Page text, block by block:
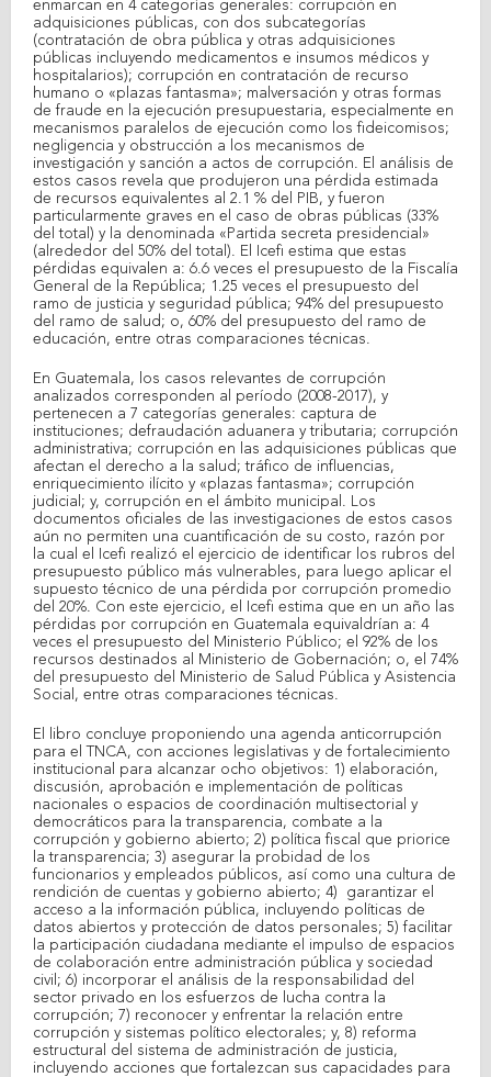
enmarcan en 4 categorías generales: corrupción en
adquisiciones públicas, con dos subcategorías
(contratación de obra pública y otras adquisiciones
públicas incluyendo medicamentos e insumos médicos y
hospitalarios); corrupción en contratación de recurso
humano o «plazas fantasma»; malversación y otras formas
de fraude en la ejecución presupuestaria, especialmente en
mecanismos paralelos de ejecución como los fideicomisos;
negligencia y obstrucción a los mecanismos de
investigación y sanción a actos de corrupción. El análisis de
estos casos revela que produjeron una pérdida estimada
de recursos equivalentes al 2.1 % del PIB, y fueron
particularmente graves en el caso de obras públicas (33%
del total) y la denominada «Partida secreta presidencial»
(alrededor del 50% del total). El Icefi estima que estas
pérdidas equivalen a: 6.6 veces el presupuesto de la Fiscalía
General de la República; 1.25 veces el presupuesto del
ramo de justicia y seguridad pública; 94% del presupuesto
del ramo de salud; o, 60% del presupuesto del ramo de
educación, entre otras comparaciones técnicas.
En Guatemala, los casos relevantes de corrupción
analizados corresponden al período (2008-2017), y
pertenecen a 7 categorías generales: captura de
instituciones; defraudación aduanera y tributaria; corrupción
administrativa; corrupción en las adquisiciones públicas que
afectan el derecho a la salud; tráfico de influencias,
enriquecimiento ilícito y «plazas fantasma»; corrupción
judicial; y, corrupción en el ámbito municipal. Los
documentos oficiales de las investigaciones de estos casos
aún no permiten una cuantificación de su costo, razón por
la cual el Icefi realizó el ejercicio de identificar los rubros del
presupuesto público más vulnerables, para luego aplicar el
supuesto técnico de una pérdida por corrupción promedio
del 20%. Con este ejercicio, el Icefi estima que en un año las
pérdidas por corrupción en Guatemala equivaldrían a: 4
veces el presupuesto del Ministerio Público; el 92% de los
recursos destinados al Ministerio de Gobernación; o, el 74%
del presupuesto del Ministerio de Salud Pública y Asistencia
Social, entre otras comparaciones técnicas.
El libro concluye proponiendo una agenda anticorrupción
para el TNCA, con acciones legislativas y de fortalecimiento
institucional para alcanzar ocho objetivos: 1) elaboración,
discusión, aprobación e implementación de políticas
nacionales o espacios de coordinación multisectorial y
democráticos para la transparencia, combate a la
corrupción y gobierno abierto; 2) política fiscal que priorice
la transparencia; 3) asegurar la probidad de los
funcionarios y empleados públicos, así como una cultura de
rendición de cuentas y gobierno abierto; 4) garantizar el
acceso a la información pública, incluyendo políticas de
datos abiertos y protección de datos personales; 5) facilitar
la participación ciudadana mediante el impulso de espacios
de colaboración entre administración pública y sociedad
civil; 6) incorporar el análisis de la responsabilidad del
sector privado en los esfuerzos de lucha contra la
corrupción; 7) reconocer y enfrentar la relación entre
corrupción y sistemas político electorales; y, 8) reforma
estructural del sistema de administración de justicia,
incluyendo acciones que fortalezcan sus capacidades para